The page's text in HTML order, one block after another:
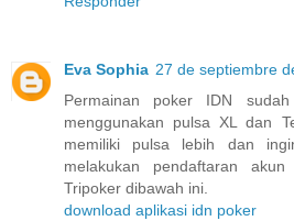
Eva Sophia 27 de septiembre
Permainan poker IDN
menggunakan pulsa XL dan
memiliki pulsa lebih dan
melakukan pendaftaran
Tripoker dibawah ini.
download aplikasi idn poker